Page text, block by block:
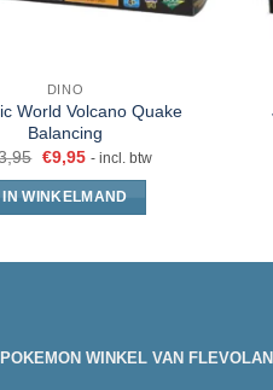
DINO
World Volcano Quake
Balancing
€9,95 - incl. btw
IN WINKELMAND
WINKEL VAN